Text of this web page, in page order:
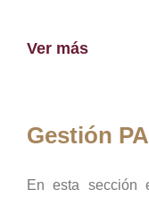
Ver más
Gestión
En esta sección